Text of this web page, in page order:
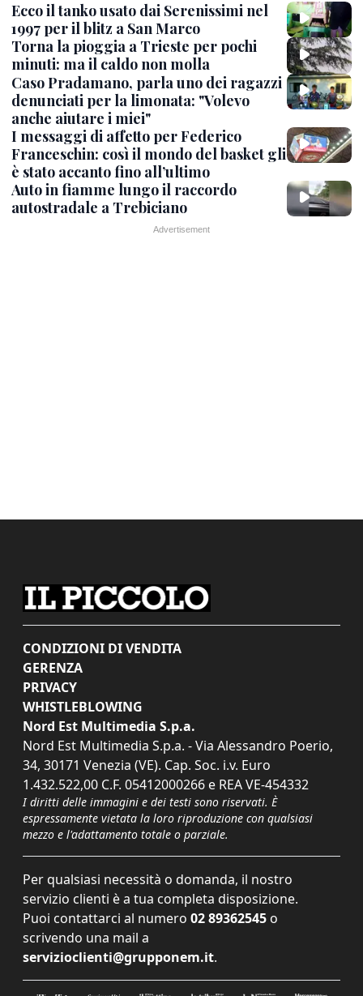
Ecco il tanko usato dai Serenissimi nel
1997 per il blitz a San Marco
Torna la pioggia a Trieste per pochi
minuti: ma il caldo non molla
Caso Pradamano, parla uno dei ragazzi
denunciati per la limonata: "Volevo
anche aiutare i miei"
I messaggi di affetto per Federico
Franceschin: così il mondo del basket gli
è stato accanto fino all’ultimo
Auto in fiamme lungo il raccordo
autostradale a Trebiciano
CONDIZIONI DI VENDITA
GERENZA
PRIVACY
WHISTLEBLOWING
Nord Est Multimedia S.p.a.
Nord Est Multimedia S.p.a. - Via Alessandro Poerio,
34, 30171 Venezia (VE). Cap. Soc. i.v. Euro
1.432.522,00 C.F. 05412000266 e REA VE-454332
I diritti delle immagini e dei testi sono riservati. È
espressamente vietata la loro riproduzione con qualsiasi
mezzo e l'adattamento totale o parziale.
Per qualsiasi necessità o domanda, il nostro
servizio clienti è a tua completa disposizione.
Puoi contattarci al numero 02 89362545 o
scrivendo una mail a
servizioclienti@grupponem.it.